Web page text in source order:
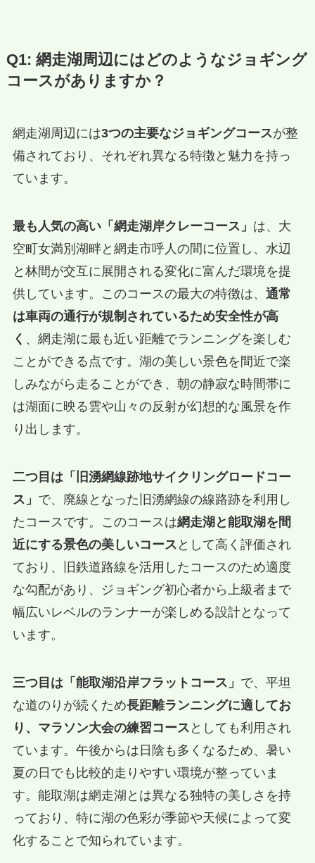
Q1: 網走湖周辺にはどのようなジョギング
コースがありますか？
網走湖周辺には3つの主要なジョギングコースが整
備されており、それぞれ異なる特徴と魅力を持っ
ています。
最も人気の高い「網走湖岸クレーコース」 は、大
空町女満別湖畔と網走市呼人の間に位置し、水辺
と林間が交互に展開される変化に富んだ環境を提
供しています。このコースの最大の特徴は、 通常
は車両の通行が規制されているため安全性が高
く 、網走湖に最も近い距離でランニングを楽しむ
ことができる点です。湖の美しい景色を間近で楽
しみながら走ることができ、朝の静寂な時間帯に
は湖面に映る雲や山々の反射が幻想的な風景を作
り出します。
二つ目は「旧湧網線跡地サイクリングロードコー
ス」 で、廃線となった旧湧網線の線路跡を利用し
たコースです。このコースは網走湖と能取湖を間
近にする景色の美しいコース として高く評価され
ており、旧鉄道路線を活用したコースのため適度
な勾配があり、ジョギング初心者から上級者まで
幅広いレベルのランナーが楽しめる設計となって
います。
三つ目は「能取湖沿岸フラットコース」 で、平坦
な道のりが続くため長距離ランニングに適してお
り、マラソン大会の練習コース としても利用され
ています。午後からは日陰も多くなるため、暑い
夏の日でも比較的走りやすい環境が整っていま
す。能取湖は網走湖とは異なる独特の美しさを持
っており、特に湖の色彩が季節や天候によって変
化することで知られています。